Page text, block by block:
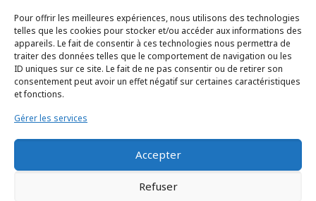
Pour offrir les meilleures expériences, nous utilisons des technologies
telles que les cookies pour stocker et/ou accéder aux informations des
appareils. Le fait de consentir à ces technologies nous permettra de
traiter des données telles que le comportement de navigation ou les
ID uniques sur ce site. Le fait de ne pas consentir ou de retirer son
consentement peut avoir un effet négatif sur certaines caractéristiques
et fonctions.
Gérer les services
Accepter
Refuser
Capacité 200 Litres (2010011)